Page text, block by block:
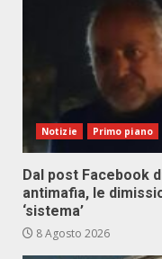
Notizie Primo piano
Dal post Facebook
antimafia, le
‘sistema’
8 Agosto 2026